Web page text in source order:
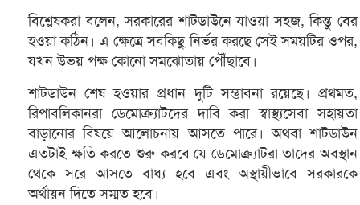
বিশ্লেষকরা বলেন, সরকারের শাটডাউনে যাওয়া সহজ, কিন্তু বের
হওয়া কঠিন। এ ক্ষেত্রে সবকিছু নির্ভর করছে সেই সময়টির ওপর,
যখন উভয় পক্ষ কোনো সমঝোতায় পৌঁছাবে।
শাটডাউন শেষ হওয়ার প্রধান দুটি সম্ভাবনা রয়েছে। প্রথমত,
রিপাবলিকানরা ডেমোক্র্যাটদের দাবি করা স্বাস্থ্যসেবা সহায়তা
বাড়ানোর বিষয়ে আলোচনায় আসতে পারে। অথবা শাটডাউন
এতটাই ক্ষতি করতে শুরু করবে যে ডেমোক্র্যাটরা তাদের অবস্থান
থেকে সরে আসতে বাধ্য হবে এবং অস্থায়ীভাবে সরকারকে
অর্থায়ন দিতে সম্মত হবে।